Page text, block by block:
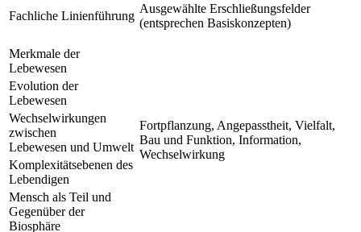
Fachliche Linienführung
Ausgewählte Erschließungsfelder
(entsprechen Basiskonzepten)
Merkmale der
Lebewesen
Fortpflanzung, Angepasstheit, Vielfalt,
Bau und Funktion, Information,
Wechselwirkung
Evolution der
Lebewesen
Wechselwirkungen
zwischen
Lebewesen und Umwelt
Komplexitätsebenen des
Lebendigen
Mensch als Teil und
Gegenüber der
Biosphäre